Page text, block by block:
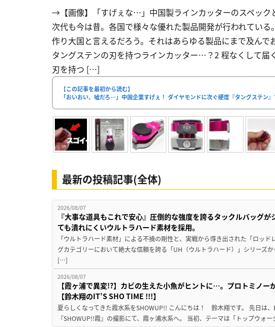
→【画像】「すげぇな…」中国製ラインカッターのスペック
次代も今は昔。各国で様々な優れた製品開発が行われてい
作り大国と言えるだろう。それはあらゆる製品にまで及ん
タングステンの刃を持つラインカッター…？2 程なくして届
刃を持つ […]
【この記事を最初から読む】
「おいおい、嘘だろ…」中国企業すげぇ！ ダイヤモンドに次ぐ硬度『タングステン』
最新の投稿記事(全体)
2026/08/07
『大事な道具もこれで安心』圧倒的な強度を誇るタックルバッグ
ても潰れにくいウルトラハード素材を採用。
「ウルトラハード素材」による不撓の剛性と、実戦から導き出された「ロッド
グカテゴリーにおいて絶大な信頼を誇る「UH（ウルトラハード）」シリーズ
[…]
2026/08/07
【霞ヶ浦で異変!?】カビの生えた小魚がヒントに…。プロトミノー
【鈴木翔のIT’S SHO TIME !!!】
夏らしくなってきた霞水系をSHOWUP!! こんにちは！ 鈴木翔です。 先日は
『SHOWUP!!霞』の撮影にて、霞ヶ浦水系へ。 当初、テーマは「トップウォ